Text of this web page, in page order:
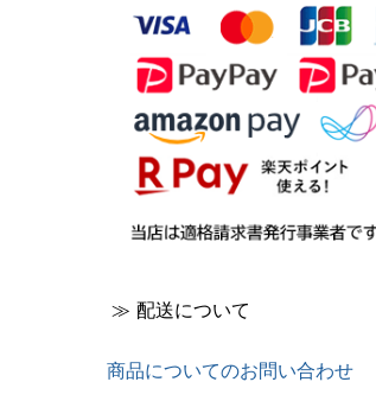
≫ 配送について
商品についてのお問い合わせ